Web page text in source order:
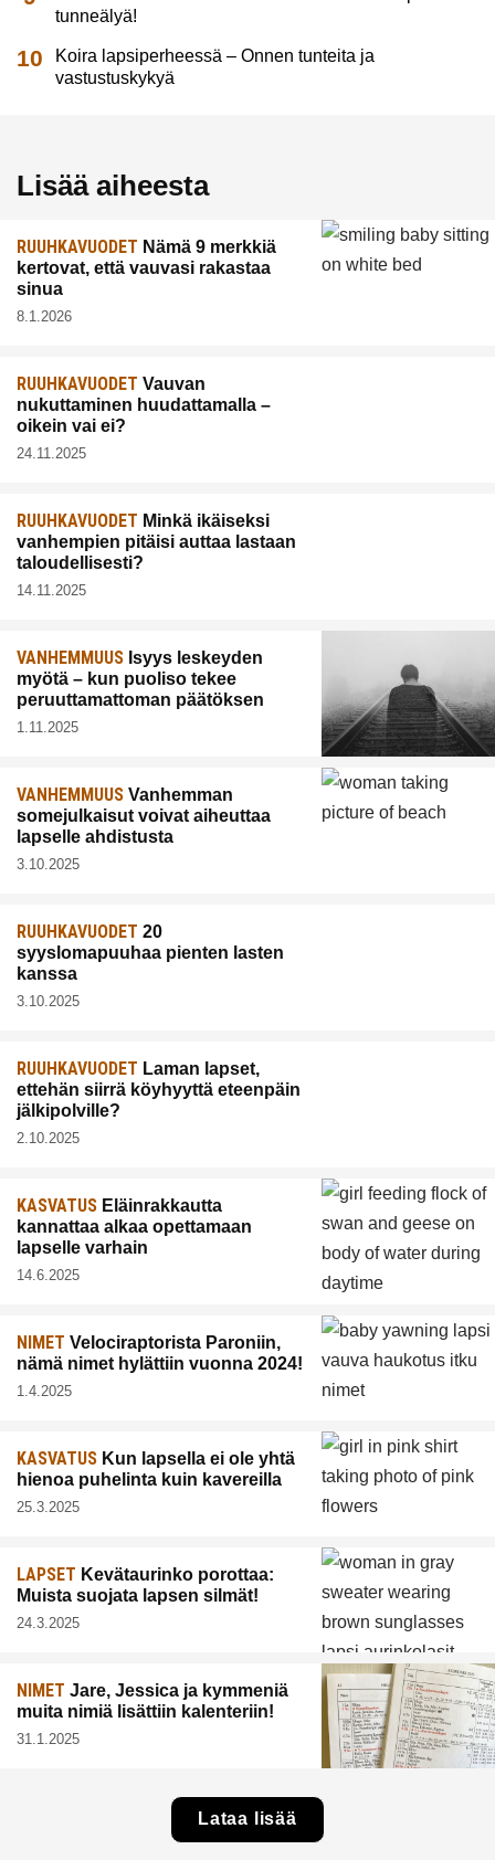
tunneälyä!
Koira lapsiperheessä – Onnen tunteita ja
vastustuskykyä
Lisää aiheesta
RUUHKAVUODET Nämä 9 merkkiä
kertovat, että vauvasi rakastaa
sinua
8.1.2026
RUUHKAVUODET Vauvan
nukuttaminen huudattamalla –
oikein vai ei?
24.11.2025
RUUHKAVUODET Minkä ikäiseksi
vanhempien pitäisi auttaa lastaan
taloudellisesti?
14.11.2025
VANHEMMUUS Isyys leskeyden
myötä – kun puoliso tekee
peruuttamattoman päätöksen
1.11.2025
VANHEMMUUS Vanhemman
somejulkaisut voivat aiheuttaa
lapselle ahdistusta
3.10.2025
RUUHKAVUODET 20
syyslomapuuhaa pienten lasten
kanssa
3.10.2025
RUUHKAVUODET Laman lapset,
ettehän siirrä köyhyyttä eteenpäin
jälkipolville?
2.10.2025
KASVATUS Eläinrakkautta
kannattaa alkaa opettamaan
lapselle varhain
14.6.2025
NIMET Velociraptorista Paroniin,
nämä nimet hylättiin vuonna 2024!
1.4.2025
KASVATUS Kun lapsella ei ole yhtä
hienoa puhelinta kuin kavereilla
25.3.2025
LAPSET Kevätaurinko porottaa:
Muista suojata lapsen silmät!
24.3.2025
NIMET Jare, Jessica ja kymmeniä
muita nimiä lisättiin kalenteriin!
31.1.2025
Lataa lisää